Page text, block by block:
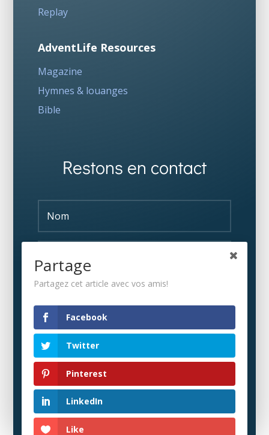
Replay
AdventLife Resources
Magazine
Hymnes & louanges
Bible
Restons en contact
Partage
Partagez cet article avec vos amis!
Facebook
Twitter
Pinterest
LinkedIn
Like